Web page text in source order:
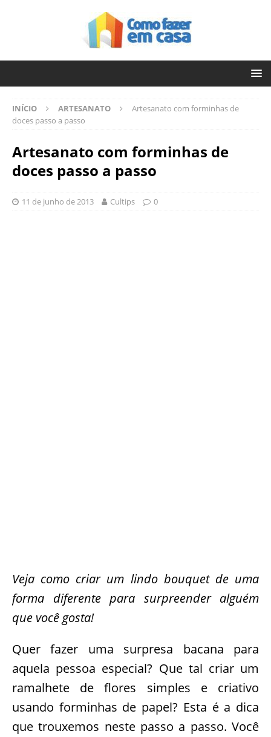
INÍCIO ARTESANATO
Artesanato com forminhas de
doces passo a passo
Artesanato com forminhas de
doces passo a passo
11 de junho de 2013 Cultips 0
Veja como criar um lindo bouquet de uma
forma diferente para surpreender alguém
que você gosta!
Quer fazer uma surpresa bacana para
aquela pessoa especial? Que tal criar um
ramalhete de flores simples e criativo
usando forminhas de papel? Esta é a dica
que trouxemos neste passo a passo. Você